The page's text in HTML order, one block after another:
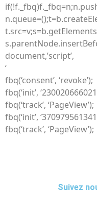
document,’script’,
‘
fbq(‘consent’, ‘revoke’);
fbq(‘init’,
fbq(‘track’, ‘PageView’);
fbq(‘init’,
fbq(‘track’, ‘PageView’);
Suivez